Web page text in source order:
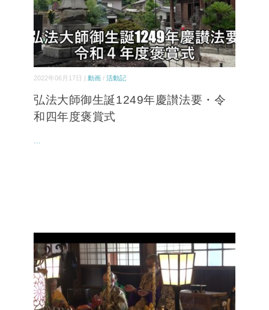
2022年06月17日 | 動画 / 活動記
弘法大師御生誕1249年慶讃法要・令
和四年度褒賞式
...